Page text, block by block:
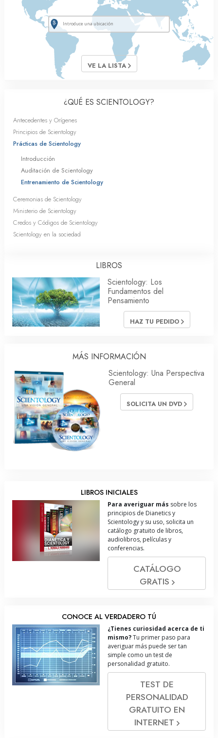
VE LA LISTA
¿QUÉ ES SCIENTOLOGY?
Antecedentes y Orígenes
Principios de Scientology
Prácticas de Scientology
Introducción
Auditación de Scientology
Entrenamiento de Scientology
Ceremonias de Scientology
Ministerio de Scientology
Credos y Códigos de Scientology
Scientology en la sociedad
LIBROS
Scientology: Los
Fundamentos del
Pensamiento
HAZ TU PEDIDO
MÁS INFORMACIÓN
Scientology: Una Perspectiva
General
SOLICITA UN DVD
LIBROS INICIALES
Para averiguar más sobre los
principios de Dianetics y
Scientology y su uso, solicita un
catálogo gratuito de libros,
audiolibros, películas y
conferencias.
CATÁLOGO
GRATIS
CONOCE AL VERDADERO TÚ
¿Tienes curiosidad acerca de ti
mismo?Tu primer paso para
averiguar más puede ser tan
simple como un test de
personalidad gratuito.
TEST DE
PERSONALIDAD
GRATUITO EN
INTERNET